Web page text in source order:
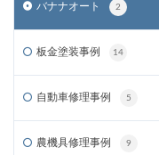
バナナオート 2
板金塗装事例 14
自動車修理事例 5
農機具修理事例 9